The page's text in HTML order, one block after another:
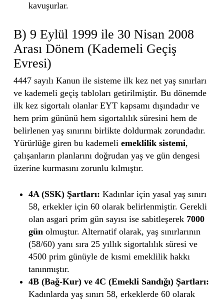
kavuşurlar.
B) 9 Eylül 1999 ile 30 Nisan 2008
Arası Dönem (Kademeli Geçiş
Evresi)
4447 sayılı Kanun ile sisteme ilk kez net yaş sınırları
ve kademeli geçiş tabloları getirilmiştir. Bu dönemde
ilk kez sigortalı olanlar EYT kapsamı dışındadır ve
hem prim gününü hem sigortalılık süresini hem de
belirlenen yaş sınırını birlikte doldurmak zorundadır.
Yürürlüğe giren bu kademeli emeklilik sistemi,
çalışanların planlarını doğrudan yaş ve gün dengesi
üzerine kurmasını zorunlu kılmıştır.
4A (SSK) Şartları: Kadınlar için yasal yaş sınırı
58, erkekler için 60 olarak belirlenmiştir. Gerekli
olan asgari prim gün sayısı ise sabitleşerek 7000
günolmuştur. Alternatif olarak, yaş sınırlarının
(58/60) yanı sıra 25 yıllık sigortalılık süresi ve
4500 prim günüyle de kısmi emeklilik hakkı
tanınmıştır.
4B (Bağ-Kur) ve 4C (Emekli Sandığı) Şartları:
Kadınlarda yaş sınırı 58, erkeklerde 60 olarak